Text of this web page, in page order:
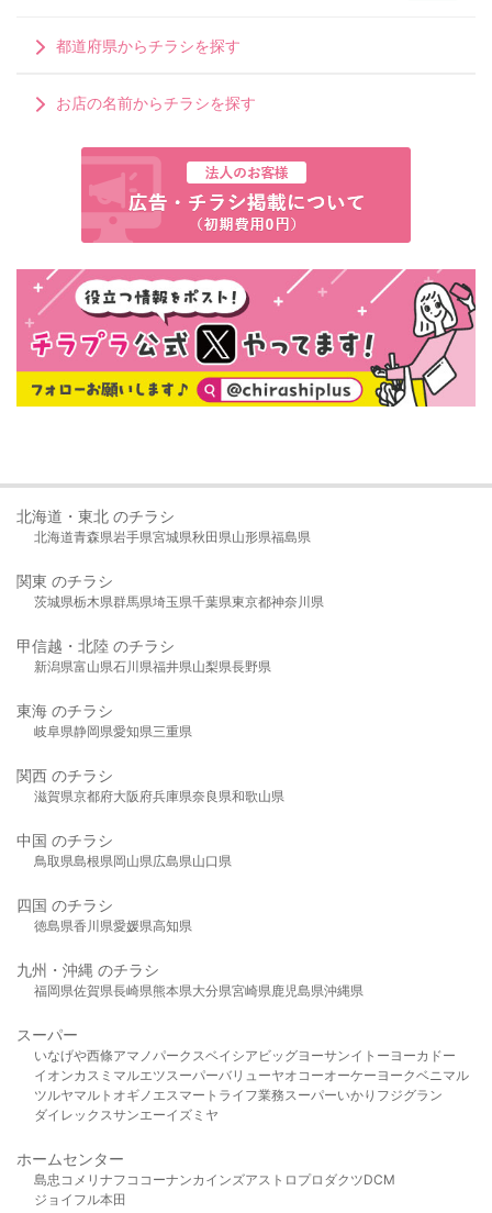
都道府県からチラシを探す
お店の名前からチラシを探す
北海道・東北 のチラシ
北海道青森県岩手県宮城県秋田県山形県福島県
関東 のチラシ
茨城県栃木県群馬県埼玉県千葉県東京都神奈川県
甲信越・北陸 のチラシ
新潟県富山県石川県福井県山梨県長野県
東海 のチラシ
岐阜県静岡県愛知県三重県
関西 のチラシ
滋賀県京都府大阪府兵庫県奈良県和歌山県
中国 のチラシ
鳥取県島根県岡山県広島県山口県
四国 のチラシ
徳島県香川県愛媛県高知県
九州・沖縄 のチラシ
福岡県佐賀県長崎県熊本県大分県宮崎県鹿児島県沖縄県
スーパー
いなげや西條アマノパークスベイシア ビッグヨーサンイトーヨーカドー
イオンカスミ マルエツスーパーバリューヤオコーオーケー ヨークベニマル
ツルヤマルト オギノ エスマート ライフ業務スーパーいかり フジグラン
ダイレックスサンエーイズミヤ
ホームセンター
島忠 コメリ ナフコ コーナンカインズアストロプロダクツDCM
ジョイフル本田